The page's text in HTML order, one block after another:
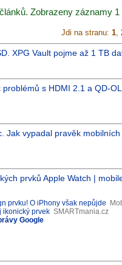
Zobrazeny záznamy 1
Jdi na stranu: 1,
XPG Vault pojme až 1 TB
s HDMI 2.1 a QD-
vypadal pravěk
prvků Apple Watch |
prvku! O iPhony však nepůjde
ikonický prvek SMARTmania.cz
Google